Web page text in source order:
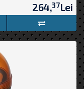
264,37Lei